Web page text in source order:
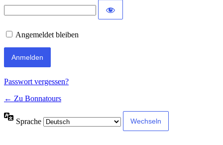
Angemeldet bleiben
Passwort vergessen?
← Zu Bonnatours
Sprache